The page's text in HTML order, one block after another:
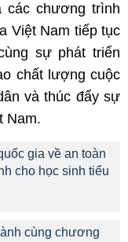
các chương trình
Việt Nam tiếp tục
sự phát triển
chất lượng cuộc
và thúc đẩy sự
Nam.
gia về an toàn
cho học sinh tiểu
cùng chương